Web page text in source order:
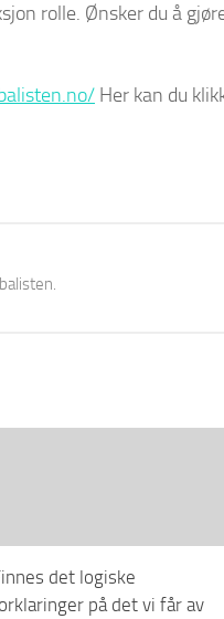
rolle. Ønsker du å
Her kan du
det logiske
på det vi får av